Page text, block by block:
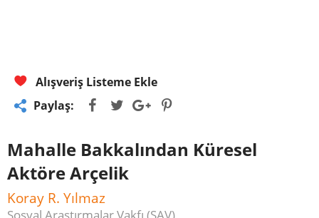
Alışveriş Listeme Ekle
Paylaş:
Mahalle Bakkalından Küresel
Aktöre Arçelik
Koray R. Yılmaz